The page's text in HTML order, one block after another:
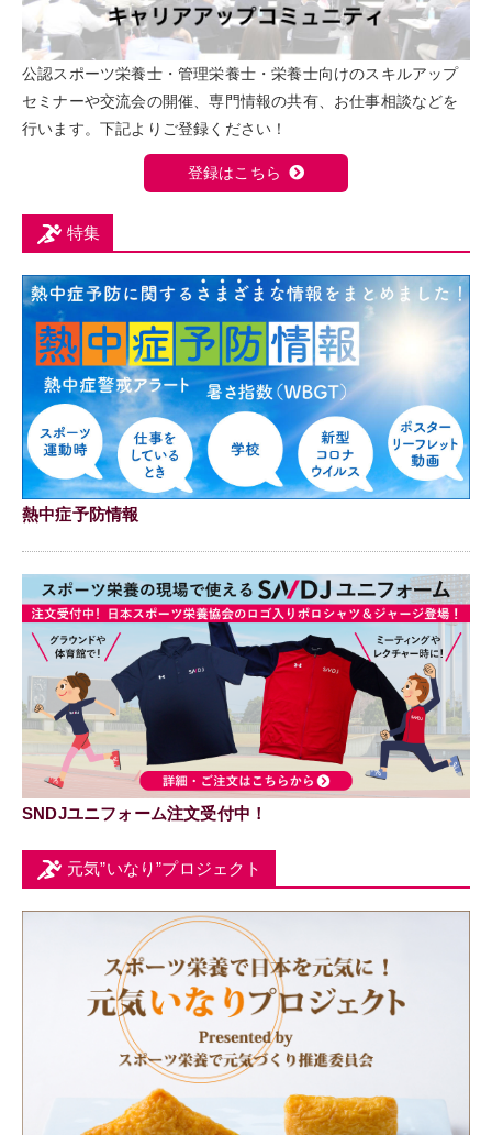
公認スポーツ栄養士・管理栄養士・栄養士向けのスキルアップ
セミナーや交流会の開催、専門情報の共有、お仕事相談などを
行います。下記よりご登録ください！
登録はこちら
特集
熱中症予防情報
SNDJユニフォーム注文受付中！
元気”いなり”プロジェクト